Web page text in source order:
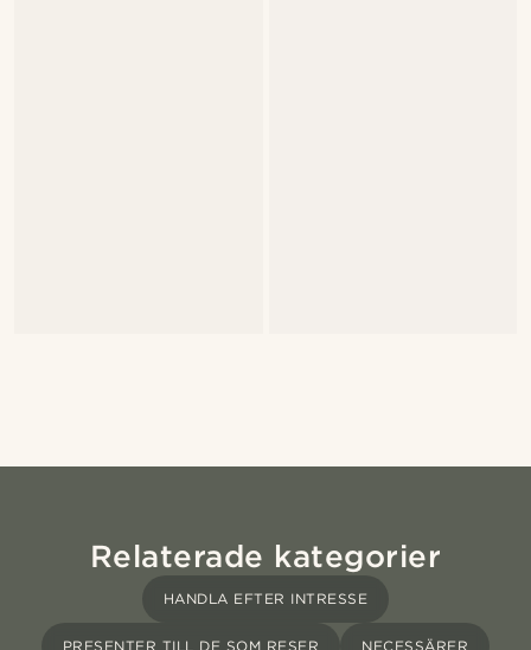
Relaterade kategorier
HANDLA EFTER INTRESSE
PRESENTER TILL DE SOM RESER NECESSÄRER